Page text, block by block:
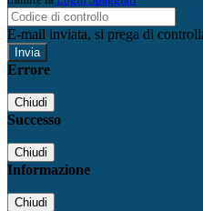
E-mail inviata, si prega di
Errore
Chiudi
Successo
Chiudi
Informazione
Chiudi